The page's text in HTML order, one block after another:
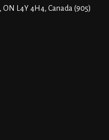
ON L4Y 4H4, Canada (905)